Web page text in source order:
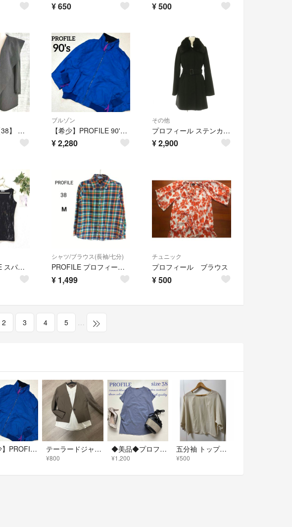
¥650 ¥500
プロフィール 【38】 コート アウター シンプル 無地 大人 キレイめ 裏起毛
ブルゾン
【希少】PROFILE 90'sデザインナイロンシェルシンチラ系ジャケット
¥2,280
その他
プロフィール ステンカラーコート アンゴラカシミヤ混 フォックスファー付き
¥2,900
11976 PROFILE スパンコールタンクトップ ノースリーブカットソー
シャツ/ブラウス(長袖/七分)
PROFILE プロフィール チェックシャツ ネルシャツ 長袖 コットン M
¥ 1,499
チュニック
プロフィール ブラウス
¥500
2 3 4 5 …
【希少】PROFILE 90'sデザインナイロンシェルシンチラ系ジャケット テーラードジャケット
¥800
◆美品◆プロフィール◆綿混デニム風半袖ブラウス◆ネイビー◆Vネック◆M
¥1,200
五分袖 トップス アイボリー バックジップ
¥500